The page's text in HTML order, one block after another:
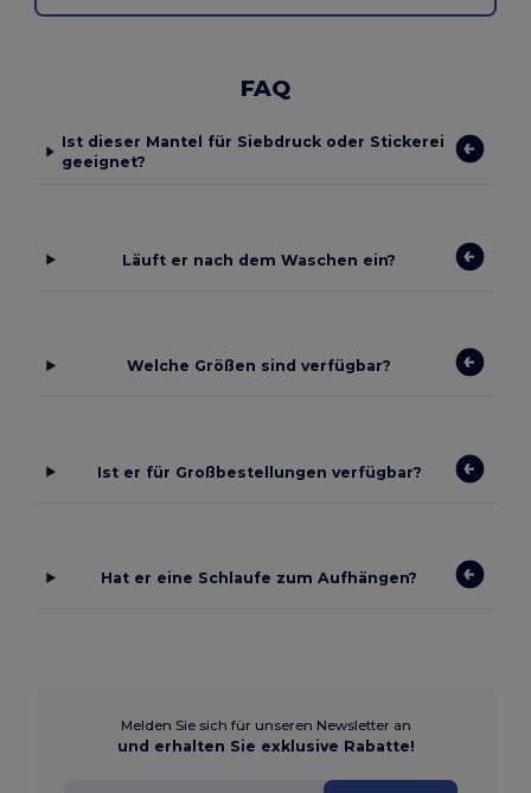
FAQ
Ist dieser Mantel für Siebdruck oder Stickerei
geeignet?
Läuft er nach dem Waschen ein?
Welche Größen sind verfügbar?
Ist er für Großbestellungen verfügbar?
Hat er eine Schlaufe zum Aufhängen?
Melden Sie sich für unseren Newsletter an
und erhalten Sie exklusive Rabatte!